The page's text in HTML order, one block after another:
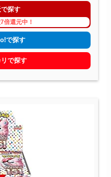
探す
倍還元中！
で探す
リで探す